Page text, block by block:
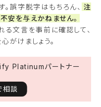
誤字脱字はもちろん、 注
安を与えかねません。
る文言を事前に確認して、
がけましょう。
Platinumパートナー
相談